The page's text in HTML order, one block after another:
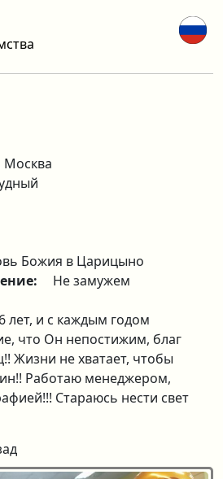
Москва
Божия в Царицыно
Не замужем
лет, и с каждым годом
что Он непостижим, благ
Жизни не хватает, чтобы
Работаю менеджером,
Стараюсь нести свет